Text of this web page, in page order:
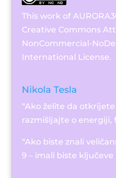
This work of
Creative Commons
NonCommercial-
International License.
Nikola Tesla
“Ako želite da
razmišljajte o energiji,
“Ako biste znali
9 – imali biste ključeve